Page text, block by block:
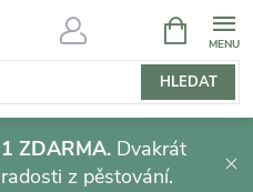
HLEDAT
NÁKUPNÍ
KOŠÍK
ZDARMA. Dvakrát
z pěstování.